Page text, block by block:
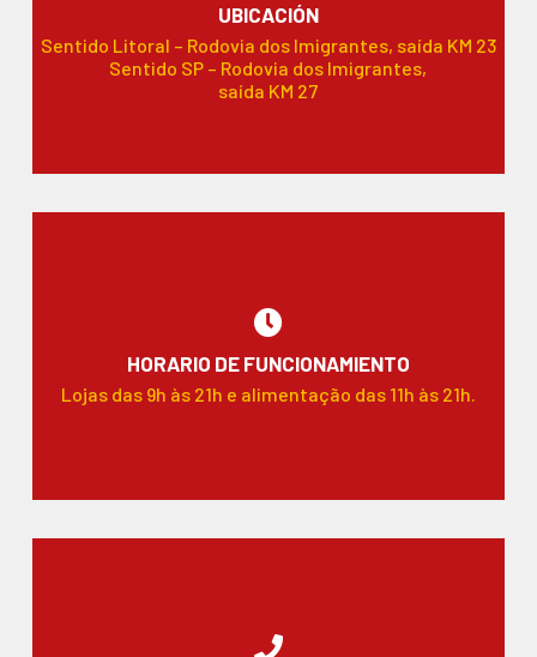
UBICACIÓN
Sentido Litoral – Rodovia dos Imigrantes, saída KM 23
Sentido SP – Rodovia dos Imigrantes,
saída KM 27
HORARIO DE FUNCIONAMIENTO
Lojas das 9h às 21h e alimentação das 11h às 21h.